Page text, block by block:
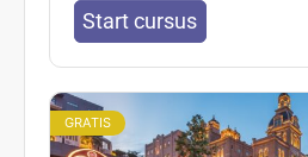
Start cursus
GRATIS